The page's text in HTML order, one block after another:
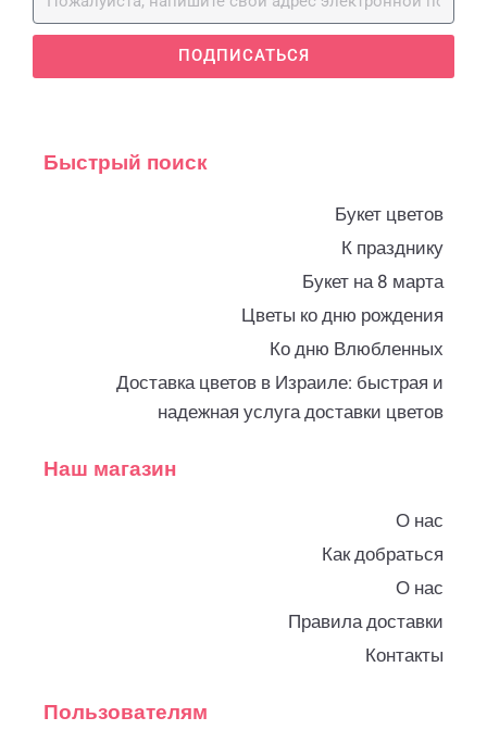
ПОДПИСАТЬСЯ
Быстрый поиск
Букет цветов
К празднику
Букет на 8 марта
Цветы ко дню рождения
Ко дню Влюбленных
Доставка цветов в Израиле: быстрая и
надежная услуга доставки цветов
Наш магазин
О нас
Как добраться
О нас
Правила доставки
Контакты
Пользователям